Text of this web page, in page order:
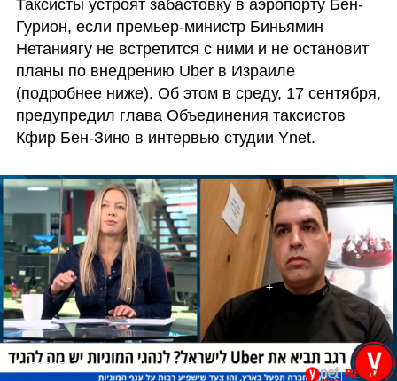
Таксисты устроят забастовку в аэропорту Бен-
Гурион, если премьер-министр Биньямин
Нетаниягу не встретится с ними и не остановит
планы по внедрению Uber в Израиле
(подробнее ниже). Об этом в среду, 17 сентября,
предупредил глава Объединения таксистов
Кфир Бен-Зино в интервью студии Ynet.
1223051#רגב תביא את UBER לישראל? לנהגי המוניות יש מה להגיד